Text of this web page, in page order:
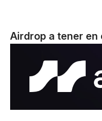
Airdrop a tener en